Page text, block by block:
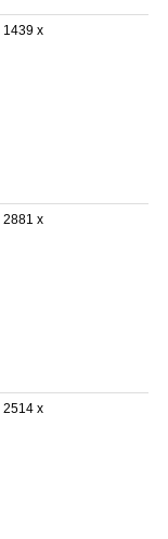
1439 x
2881 x
2514 x